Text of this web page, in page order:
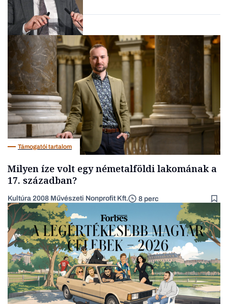
Magyar cégek
Támogatói tartalom
Milyen íze volt egy németalföldi lakomának a
17. században?
Kultúra 2008 Művészeti Nonprofit Kft. 8 perc